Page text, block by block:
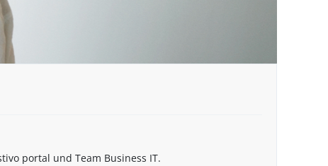
portal und Team Business IT.